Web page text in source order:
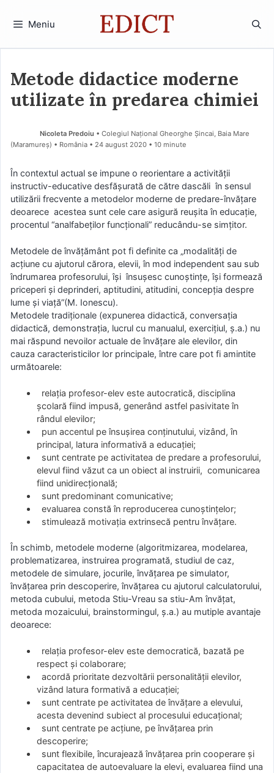
Meniu
Metode didactice moderne
utilizate în predarea chimiei
Nicoleta Predoiu • Colegiul Național Gheorghe Șincai, Baia Mare
(Maramureş) • România
24 august 2020 • 10 minute
În contextul actual se impune o reorientare a activității
instructiv-educative desfășurată de către dascăli în sensul
utilizării frecvente a metodelor moderne de predare-învățare
deoarece acestea sunt cele care asigură reușita în educație,
procentul “analfabeților funcționali” reducându-se simțitor.
Metodele de învăţământ pot fi definite ca „modalităţi de
acţiune cu ajutorul cărora, elevii, în mod independent sau sub
îndrumarea profesorului, îşi însuşesc cunoştinţe, îşi formează
priceperi şi deprinderi, aptitudini, atitudini, concepţia despre
lume şi viaţă”(M. Ionescu).
Metodele tradiţionale (expunerea didactică, conversaţia
didactică, demonstraţia, lucrul cu manualul, exerciţiul, ș.a.) nu
mai răspund nevoilor actuale de învățare ale elevilor, din
cauza caracteristicilor lor principale, între care pot fi amintite
următoarele:
relaţia profesor-elev este autocratică, disciplina
şcolară fiind impusă, generând astfel pasivitate în
rândul elevilor;
pun accentul pe însuşirea conţinutului, vizând, în
principal, latura informativă a educaţiei;
sunt centrate pe activitatea de predare a profesorului,
elevul fiind văzut ca un obiect al instruirii, comunicarea
fiind unidirecțională;
sunt predominant comunicative;
evaluarea constă în reproducerea cunoștințelor;
stimulează motivaţia extrinsecă pentru învăţare.
În schimb, metodele moderne (algoritmizarea, modelarea,
problematizarea, instruirea programată, studiul de caz,
metodele de simulare, jocurile, învăţarea pe simulator,
învăţarea prin descoperire, învățarea cu ajutorul calculatorului,
metoda cubului, metoda Stiu-Vreau sa stiu-Am învățat,
metoda mozaicului, brainstormingul, ș.a.) au mutiple avantaje
deoarece:
relaţia profesor-elev este democratică, bazată pe
respect şi colaborare;
acordă prioritate dezvoltării personalităţii elevilor,
vizând latura formativă a educaţiei;
sunt centrate pe activitatea de învăţare a elevului,
acesta devenind subiect al procesului educaţional;
sunt centrate pe acţiune, pe învăţarea prin
descoperire;
sunt flexibile, încurajează învăţarea prin cooperare şi
capacitatea de autoevaluare la elevi, evaluarea fiind una